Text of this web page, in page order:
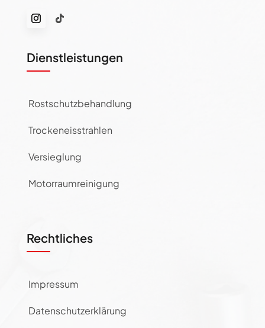
Dienstleistungen
Rostschutzbehandlung
Trockeneisstrahlen
Versieglung
Motorraumreinigung
Rechtliches
Impressum
Datenschutzerklärung